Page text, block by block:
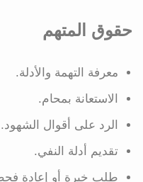
حقوق المتهم
معرفة التهمة والأدلة.
الاستعانة بمحام.
الرد على أقوال الشهود.
تقديم أدلة النفي.
طلب خبرة أو إعادة